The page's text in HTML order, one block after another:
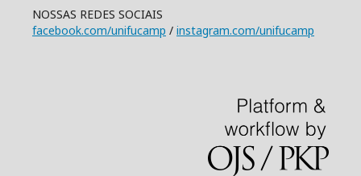
NOSSAS REDES SOCIAIS
facebook.com/unifucamp / instagram.com/unifucamp